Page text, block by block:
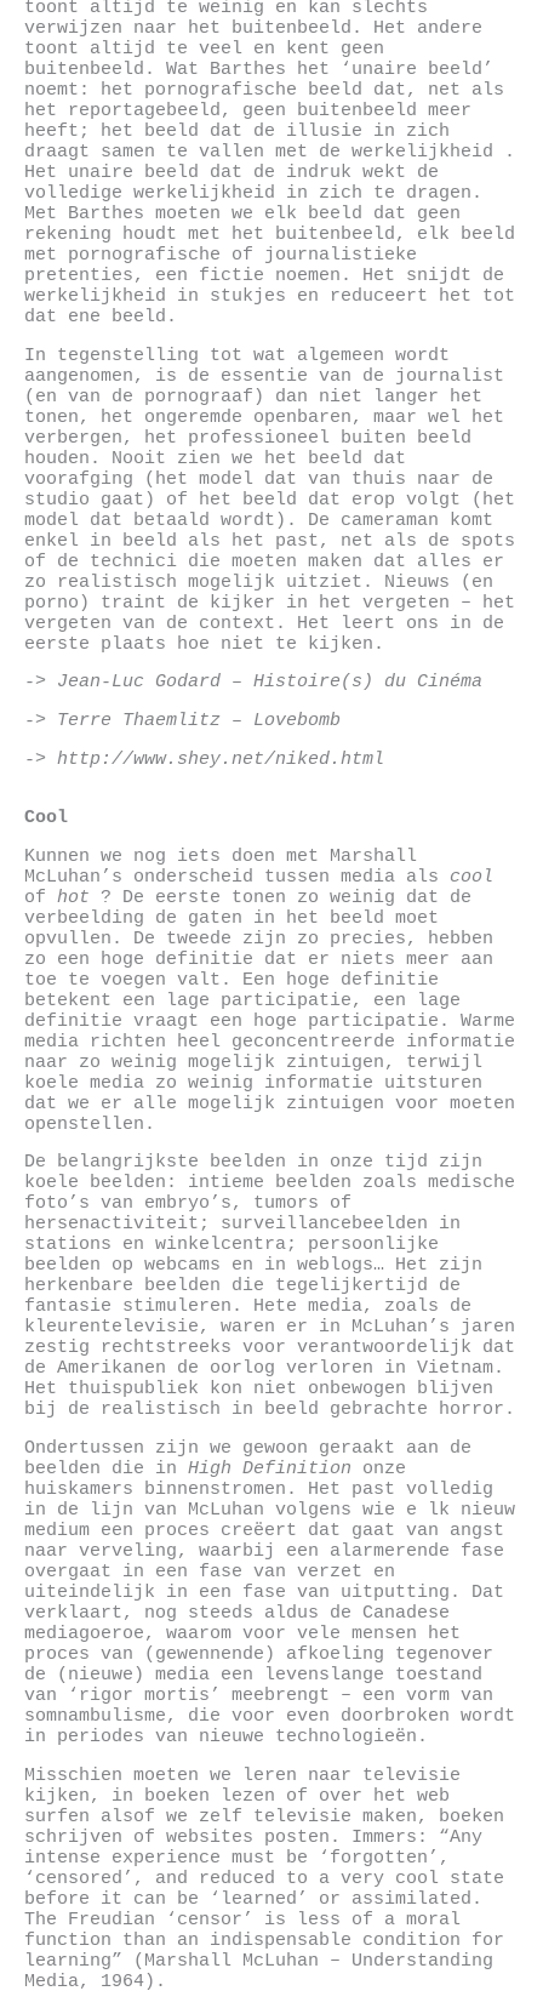
toont altijd te weinig en kan slechts
verwijzen naar het buitenbeeld. Het andere
toont altijd te veel en kent geen
buitenbeeld. Wat Barthes het ‘unaire beeld’
noemt: het pornografische beeld dat, net als
het reportagebeeld, geen buitenbeeld meer
heeft; het beeld dat de illusie in zich
draagt samen te vallen met de werkelijkheid .
Het unaire beeld dat de indruk wekt de
volledige werkelijkheid in zich te dragen.
Met Barthes moeten we elk beeld dat geen
rekening houdt met het buitenbeeld, elk beeld
met pornografische of journalistieke
pretenties, een fictie noemen. Het snijdt de
werkelijkheid in stukjes en reduceert het tot
dat ene beeld.
In tegenstelling tot wat algemeen wordt
aangenomen, is de essentie van de journalist
(en van de pornograaf) dan niet langer het
tonen, het ongeremde openbaren, maar wel het
verbergen, het professioneel buiten beeld
houden. Nooit zien we het beeld dat
voorafging (het model dat van thuis naar de
studio gaat) of het beeld dat erop volgt (het
model dat betaald wordt). De cameraman komt
enkel in beeld als het past, net als de spots
of de technici die moeten maken dat alles er
zo realistisch mogelijk uitziet. Nieuws (en
porno) traint de kijker in het vergeten – het
vergeten van de context. Het leert ons in de
eerste plaats hoe niet te kijken.
-> Jean-Luc Godard – Histoire(s) du Cinéma
-> Terre Thaemlitz – Lovebomb
-> http://www.shey.net/niked.html
Cool
Kunnen we nog iets doen met Marshall
McLuhan’s onderscheid tussen media als cool
of hot ? De eerste tonen zo weinig dat de
verbeelding de gaten in het beeld moet
opvullen. De tweede zijn zo precies, hebben
zo een hoge definitie dat er niets meer aan
toe te voegen valt. Een hoge definitie
betekent een lage participatie, een lage
definitie vraagt een hoge participatie. Warme
media richten heel geconcentreerde informatie
naar zo weinig mogelijk zintuigen, terwijl
koele media zo weinig informatie uitsturen
dat we er alle mogelijk zintuigen voor moeten
openstellen.
De belangrijkste beelden in onze tijd zijn
koele beelden: intieme beelden zoals medische
foto’s van embryo’s, tumors of
hersenactiviteit; surveillancebeelden in
stations en winkelcentra; persoonlijke
beelden op webcams en in weblogs… Het zijn
herkenbare beelden die tegelijkertijd de
fantasie stimuleren. Hete media, zoals de
kleurentelevisie, waren er in McLuhan’s jaren
zestig rechtstreeks voor verantwoordelijk dat
de Amerikanen de oorlog verloren in Vietnam.
Het thuispubliek kon niet onbewogen blijven
bij de realistisch in beeld gebrachte horror.
Ondertussen zijn we gewoon geraakt aan de
beelden die in High Definition onze
huiskamers binnenstromen. Het past volledig
in de lijn van McLuhan volgens wie e lk nieuw
medium een proces creëert dat gaat van angst
naar verveling, waarbij een alarmerende fase
overgaat in een fase van verzet en
uiteindelijk in een fase van uitputting. Dat
verklaart, nog steeds aldus de Canadese
mediagoeroe, waarom voor vele mensen het
proces van (gewennende) afkoeling tegenover
de (nieuwe) media een levenslange toestand
van ‘rigor mortis’ meebrengt – een vorm van
somnambulisme, die voor even doorbroken wordt
in periodes van nieuwe technologieën.
Misschien moeten we leren naar televisie
kijken, in boeken lezen of over het web
surfen alsof we zelf televisie maken, boeken
schrijven of websites posten. Immers: “Any
intense experience must be ‘forgotten’,
‘censored’, and reduced to a very cool state
before it can be ‘learned’ or assimilated.
The Freudian ‘censor’ is less of a moral
function than an indispensable condition for
learning” (Marshall McLuhan – Understanding
Media, 1964).